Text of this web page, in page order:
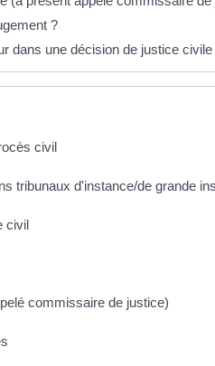
?
dans une décision de justice civile
civil
tribunaux d'instance/de grande
civil
commissaire de justice)